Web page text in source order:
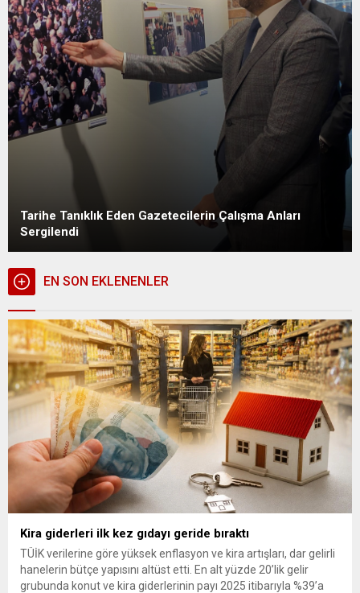
Tarihe Tanıklık Eden Gazetecilerin Çalışma Anları
Sergilendi
EN SON EKLENENLER
Kira giderleri ilk kez gıdayı geride bıraktı
TÜİK verilerine göre yüksek enflasyon ve kira artışları, dar gelirli
hanelerin bütçe yapısını altüst etti. En alt yüzde 20’lik gelir
grubunda konut ve kira giderlerinin payı 2025 itibarıyla %39’a